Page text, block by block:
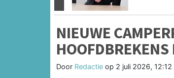
NIEUWE
Door Redactie op 2 juli 2026, 12:12